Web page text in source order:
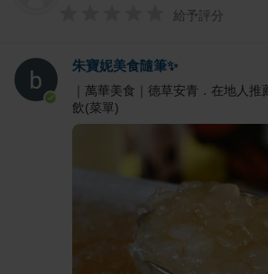
給予評分
朱寶妮美食隨筆✨
｜萬華美食｜德草安青．在地人
飲(菜單)